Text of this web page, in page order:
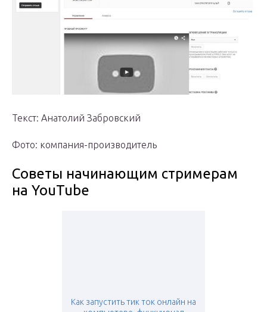
Текст: Анатолий Забровский
Фото: компания-производитель
Советы начинающим стримерам
на YouTube
Как запустить тик ток онлайн на